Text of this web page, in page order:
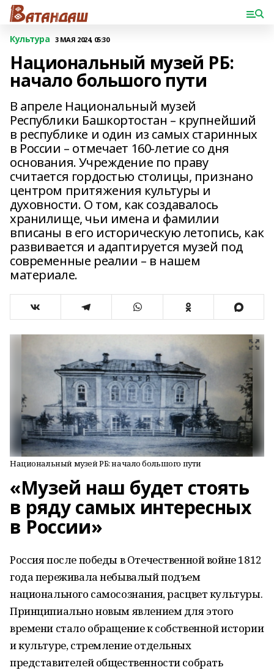
Культура 3 МАЯ 2024, 05:30
Национальный музей РБ:
начало большого пути
В апреле Национальный музей
Республики Башкортостан – крупнейший
в республике и один из самых старинных
в России – отмечает 160-летие со дня
основания. Учреждение по праву
считается гордостью столицы, признано
центром притяжения культуры и
духовности. О том, как создавалось
хранилище, чьи имена и фамилии
вписаны в его историческую летопись, как
развивается и адаптируется музей под
современные реалии – в нашем
материале.
Национальный музей РБ: начало большого пути
«Музей наш будет стоять
в ряду самых интересных
в России»
Россия после победы в Отечественной войне 1812
года переживала небывалый подъем
национального самосознания, расцвет культуры.
Принципиально новым явлением для этого
времени стало обращение к собственной истории
и культуре, стремление отдельных
представителей общественности собрать